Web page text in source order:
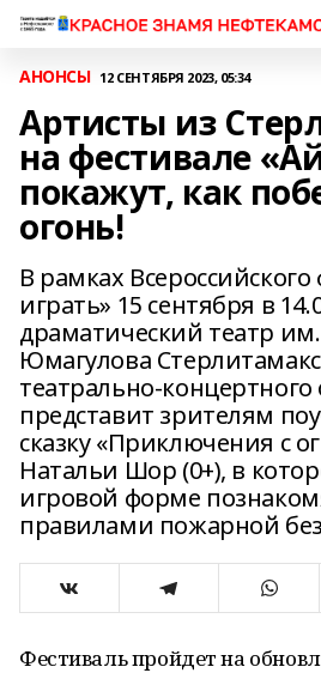
АНОНСЫ 12 СЕНТЯБРЯ 2023, 05:34
Артисты из
на фестивале
покажут, как
огонь!
В рамках
играть» 15 сентября в
драматический театр
Юмагулова
театрально-
представит зрителям
сказку «Приключения с
Натальи Шор (0+), в
игровой форме
правилами пожарной
Фестиваль пройдет на